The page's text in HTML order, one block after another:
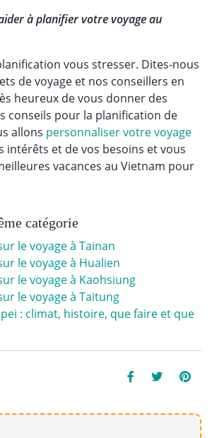
à planifier votre voyage au
vous stresser. Dites-nous
de voyage et nos conseillers en
heureux de vous donner des
conseils pour la planification de
allons personnaliser votre voyage
intérêts et de vos besoins et vous
vacances au Vietnam pour
catégorie
le voyage à Tainan
le voyage à Hualien
le voyage à Kaohsiung
le voyage à Taitung
: climat, histoire, que faire et que